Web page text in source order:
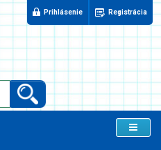
Prihlásenie Registrácia